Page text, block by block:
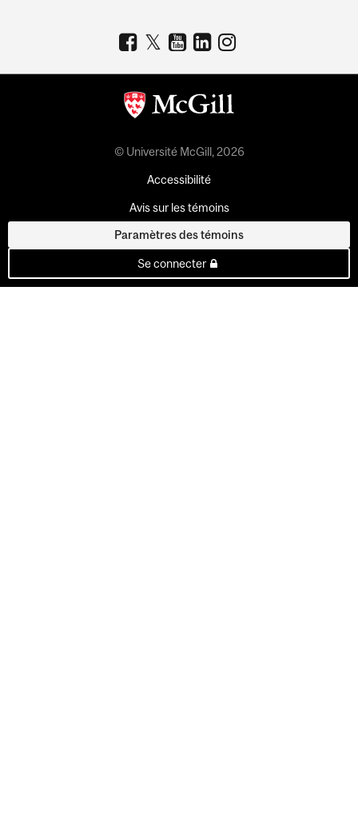
© Université McGill, 2026
Accessibilité
Avis sur les témoins
Paramètres des témoins
Se connecter